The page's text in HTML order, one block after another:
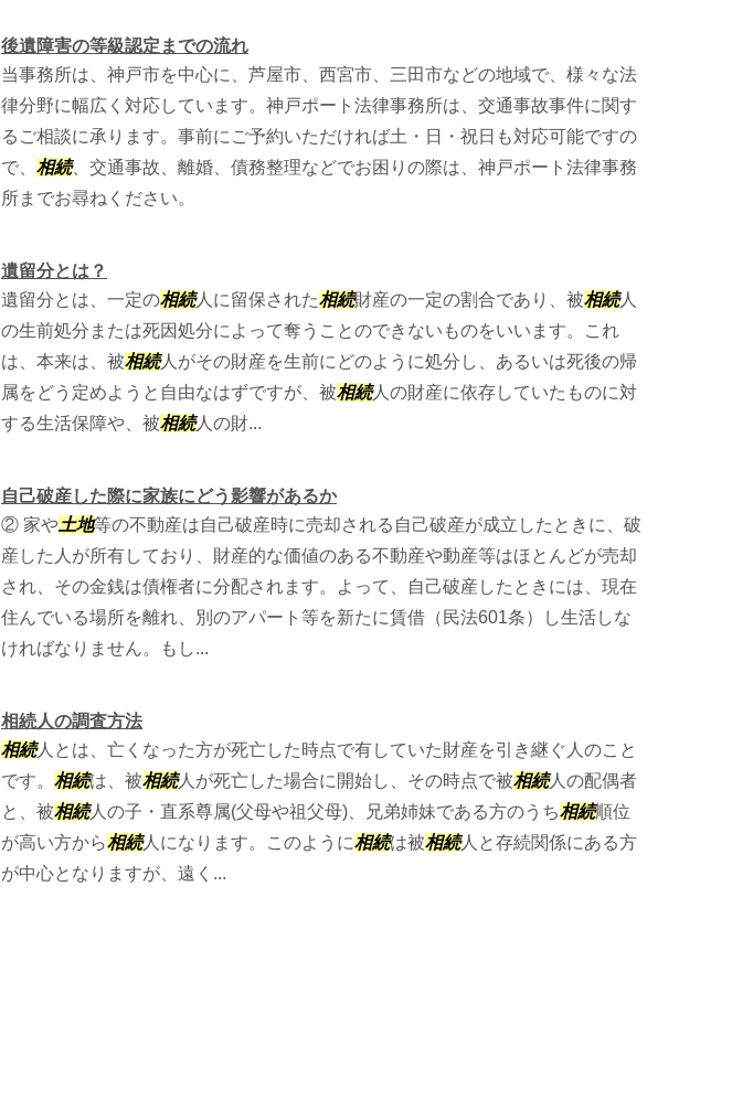
後遺障害の等級認定までの流れ
当事務所は、神戸市を中心に、芦屋市、西宮市、三田市などの地域で、様々な法
律分野に幅広く対応しています。神戸ポート法律事務所は、交通事故事件に関す
るご相談に承ります。事前にご予約いただければ土・日・祝日も対応可能ですの
で、 相続、交通事故、離婚、債務整理などでお困りの際は、神戸ポート法律事務
所までお尋ねください。
遺留分とは？
遺留分とは、一定の相続人に留保された相続財産の一定の割合であり、被相続人
の生前処分または死因処分によって奪うことのできないものをいいます。これ
は、本来は、被相続人がその財産を生前にどのように処分し、あるいは死後の帰
属をどう定めようと自由なはずですが、被相続人の財産に依存していたものに対
する生活保障や、被相続人の財...
自己破産した際に家族にどう影響があるか
② 家や土地等の不動産は自己破産時に売却される自己破産が成立したときに、破
産した人が所有しており、財産的な価値のある不動産や動産等はほとんどが売却
され、その金銭は債権者に分配されます。よって、自己破産したときには、現在
住んでいる場所を離れ、別のアパート等を新たに賃借（民法601条）し生活しな
ければなりません。もし...
相続人の調査方法
相続人とは、亡くなった方が死亡した時点で有していた財産を引き継ぐ人のこと
です。 相続は、被相続人が死亡した場合に開始し、その時点で被相続人の配偶者
と、被相続人の子・直系尊属(父母や祖父母)、兄弟姉妹である方のうち相続順位
が高い方から相続人になります。このように相続は被相続人と存続関係にある方
が中心となりますが、遠く...